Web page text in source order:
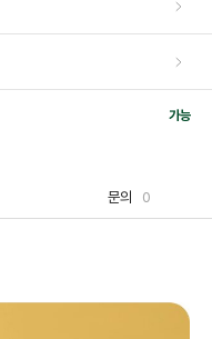
가능
문의 0